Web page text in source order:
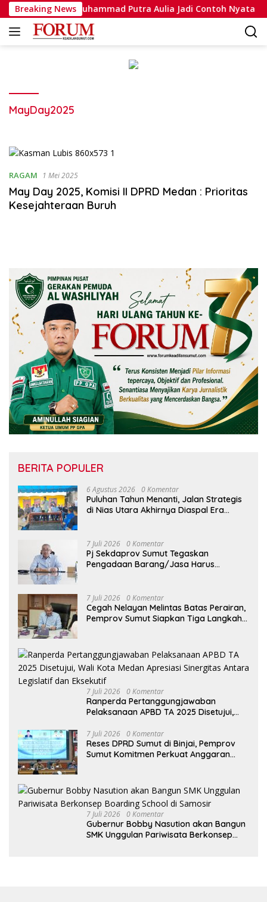
Langsung
ke
konten
Breaking News
Bripda Muhammad Putra Aulia Jadi Contoh Nyata
MayDay2025
RAGAM 1 Mei 2025
May Day 2025, Komisi II DPRD Medan : Prioritas
Kesejahteraan Buruh
BERITA POPULER
6 Agustus 2026 0 Komentar
Puluhan Tahun Menanti, Jalan Strategis
di Nias Utara Akhirnya Diaspal Era
7 Juli 2026 0 Komentar
Pj Sekdaprov Sumut Tegaskan
Pengadaan Barang/Jasa Harus
7 Juli 2026 0 Komentar
Cegah Nelayan Melintas Batas Perairan,
Pemprov Sumut Siapkan Tiga Langkah
7 Juli 2026 0 Komentar
Ranperda Pertanggungjawaban
Pelaksanaan APBD TA 2025 Disetujui,
Antara Legislatif dan Eksekutif
7 Juli 2026 0 Komentar
Reses DPRD Sumut di Binjai, Pemprov
Sumut Komitmen Perkuat Anggaran
7 Juli 2026 0 Komentar
Gubernur Bobby Nasution akan Bangun
SMK Unggulan Pariwisata Berkonsep